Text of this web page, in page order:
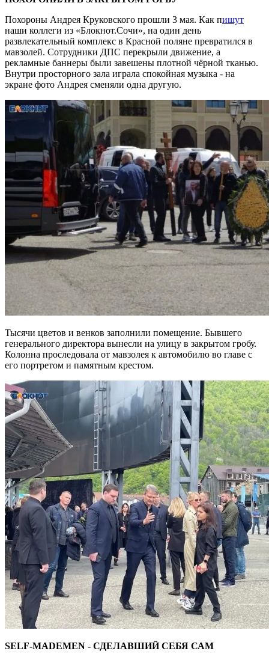
Похороны Андрея Круковского прошли 3 мая. Как пишут
наши коллеги из «Блокнот.Сочи», на один день
развлекательный комплекс в Красной поляне превратился в
мавзолей. Сотрудники ДПС перекрыли движение, а
рекламные баннеры были завешены плотной чёрной тканью.
Внутри просторного зала играла спокойная музыка - на
экране фото Андрея сменяли одна другую.
Тысячи цветов и венков заполнили помещение. Бывшего
генерального директора вынесли на улицу в закрытом гробу.
Колонна проследовала от мавзолея к автомобилю во главе с
его портретом и памятным крестом.
SELF-MADEMEN - СДЕЛАВШИЙ СЕБЯ САМ